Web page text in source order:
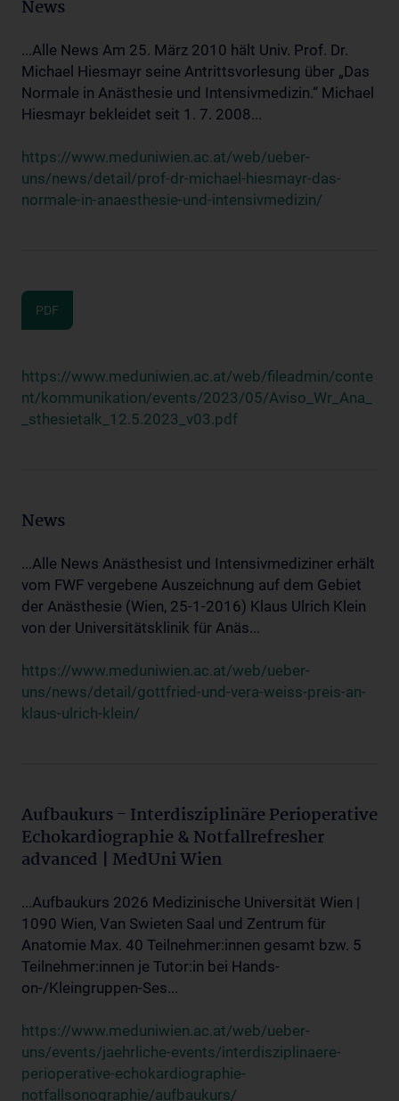
News
...Alle News Am 25. März 2010 hält Univ. Prof. Dr.
Michael Hiesmayr seine Antrittsvorlesung über „Das
Normale in Anästhesie und Intensivmedizin.“ Michael
Hiesmayr bekleidet seit 1. 7. 2008...
https://www.meduniwien.ac.at/web/ueber-
uns/news/detail/prof-dr-michael-hiesmayr-das-
normale-in-anaesthesie-und-intensivmedizin/
PDF
https://www.meduniwien.ac.at/web/fileadmin/conte
nt/kommunikation/events/2023/05/Aviso_Wr_Ana_
_sthesietalk_12.5.2023_v03.pdf
News
...Alle News Anästhesist und Intensivmediziner erhält
vom FWF vergebene Auszeichnung auf dem Gebiet
der Anästhesie (Wien, 25-1-2016) Klaus Ulrich Klein
von der Universitätsklinik für Anäs...
https://www.meduniwien.ac.at/web/ueber-
uns/news/detail/gottfried-und-vera-weiss-preis-an-
klaus-ulrich-klein/
Aufbaukurs - Interdisziplinäre Perioperative
Echokardiographie & Notfallrefresher
advanced | MedUni Wien
...Aufbaukurs 2026 Medizinische Universität Wien |
1090 Wien, Van Swieten Saal und Zentrum für
Anatomie Max. 40 Teilnehmer:innen gesamt bzw. 5
Teilnehmer:innen je Tutor:in bei Hands-
on-/Kleingruppen-Ses...
https://www.meduniwien.ac.at/web/ueber-
uns/events/jaehrliche-events/interdisziplinaere-
perioperative-echokardiographie-
notfallsonographie/aufbaukurs/